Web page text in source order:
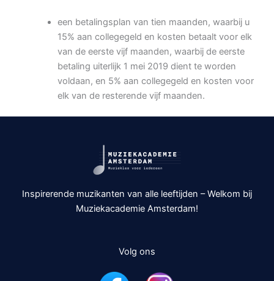
een betalingsplan van tien maanden, waarbij u
15% aan collegegeld en kosten betaalt voor elk
van de eerste vijf maanden, waarbij de eerste
betaling uiterlijk 1 mei 2019 dient te worden
voldaan, en 5% aan collegegeld en kosten voor
elk van de resterende vijf maanden.
Inspirerende muzikanten van alle leeftijden – Welkom bij
Muziekacademie Amsterdam!
Volg ons